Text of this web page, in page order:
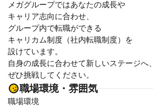
メガグループではあなたの成長や
キャリア志向に合わせ、
グループ内で転職ができる
キャリカム制度（社内転職制度）を
設けています。
自身の成長に合わせて新しいステージへ、
ぜひ挑戦してください。
職場環境・雰囲気
職場環境